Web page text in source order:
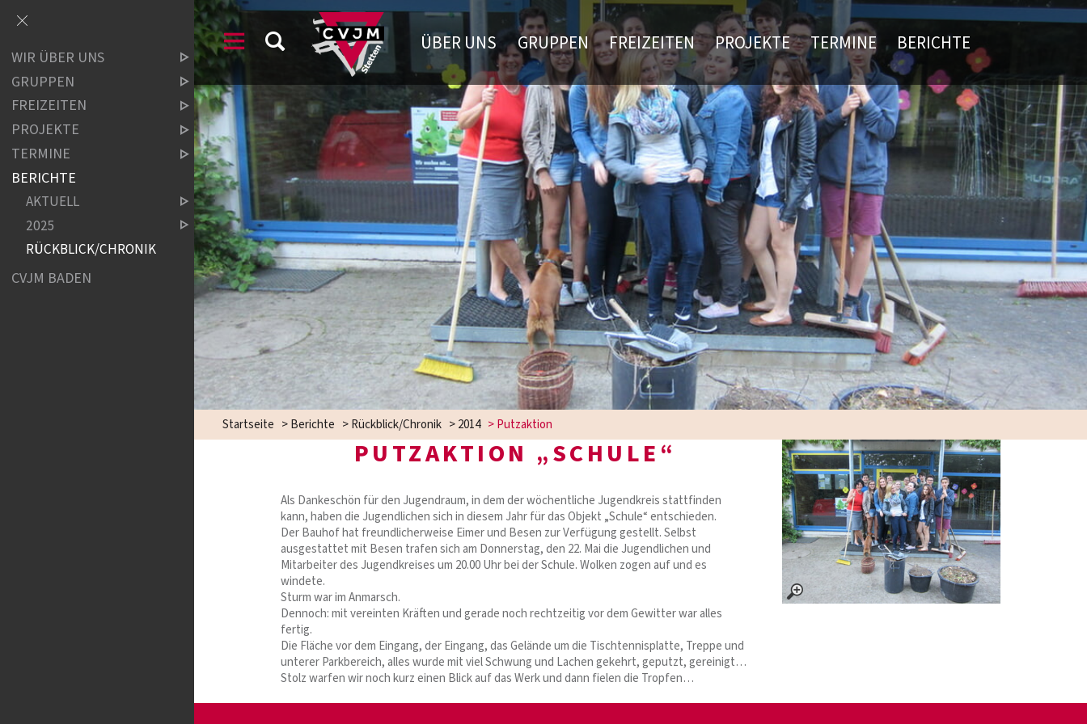
ÜBER UNS GRUPPEN FREIZEITEN PROJEKTE TERMINE BERICHTE
Startseite >Berichte >Rückblick/Chronik >2014 >Putzaktion
PUTZAKTION „SCHULE“
Als Dankeschön für den Jugendraum, in dem der wöchentliche Jugendkreis stattfinden
kann, haben die Jugendlichen sich in diesem Jahr für das Objekt „Schule“ entschieden.
Der Bauhof hat freundlicherweise Eimer und Besen zur Verfügung gestellt. Selbst
ausgestattet mit Besen trafen sich am Donnerstag, den 22. Mai die Jugendlichen und
Mitarbeiter des Jugendkreises um 20.00 Uhr bei der Schule. Wolken zogen auf und es
windete.
Sturm war im Anmarsch.
Dennoch: mit vereinten Kräften und gerade noch rechtzeitig vor dem Gewitter war alles
fertig.
Die Fläche vor dem Eingang, der Eingang, das Gelände um die Tischtennisplatte, Treppe und
unterer Parkbereich, alles wurde mit viel Schwung und Lachen gekehrt, geputzt, gereinigt…
Stolz warfen wir noch kurz einen Blick auf das Werk und dann fielen die Tropfen…
WIR ÜBER UNS
GRUPPEN
FREIZEITEN
PROJEKTE
TERMINE
BERICHTE
AKTUELL
2025
RÜCKBLICK/CHRONIK
CVJM BADEN